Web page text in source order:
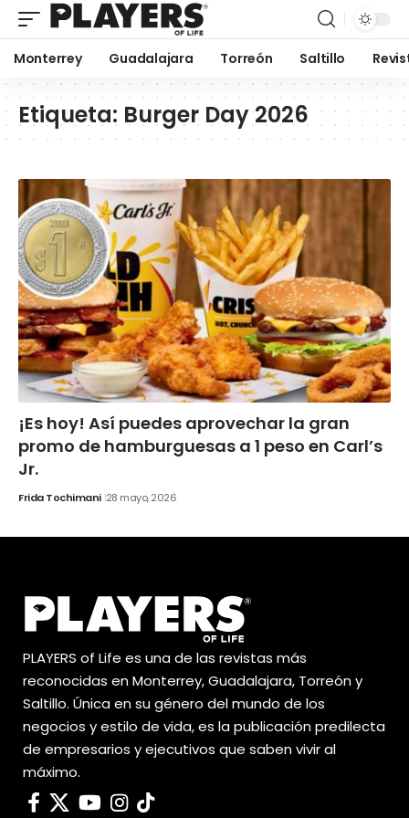
Monterrey Guadalajara Torreón Saltillo
Etiqueta: Burger Day 2026
¡Es hoy! Así puedes aprovechar la gran
promo de hamburguesas a 1 peso en Carl’s
Jr.
Frida Tochimani 28 mayo, 2026
PLAYERS of Life es una de las revistas más
reconocidas en Monterrey, Guadalajara, Torreón y
Saltillo. Única en su género del mundo de los
negocios y estilo de vida, es la publicación predilecta
de empresarios y ejecutivos que saben vivir al
máximo.